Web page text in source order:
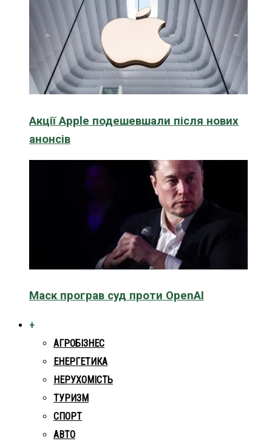
Акції Apple подешевшали після нових
анонсів
Маск програв суд проти OpenAI
+
АГРОБІЗНЕС
ЕНЕРГЕТИКА
НЕРУХОМІСТЬ
ТУРИЗМ
СПОРТ
АВТО